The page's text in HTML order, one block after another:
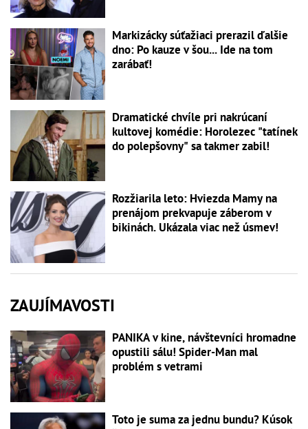
Markizácky súťažiaci prerazil ďalšie
dno: Po kauze v šou... Ide na tom
zarábať!
Dramatické chvíle pri nakrúcaní
kultovej komédie: Horolezec "tatínek
do polepšovny" sa takmer zabil!
Rozžiarila leto: Hviezda Mamy na
prenájom prekvapuje záberom v
bikinách. Ukázala viac než úsmev!
ZAUJÍMAVOSTI
PANIKA v kine, návštevníci hromadne
opustili sálu! Spider-Man mal
problém s vetrami
Toto je suma za jednu bundu? Kúsok